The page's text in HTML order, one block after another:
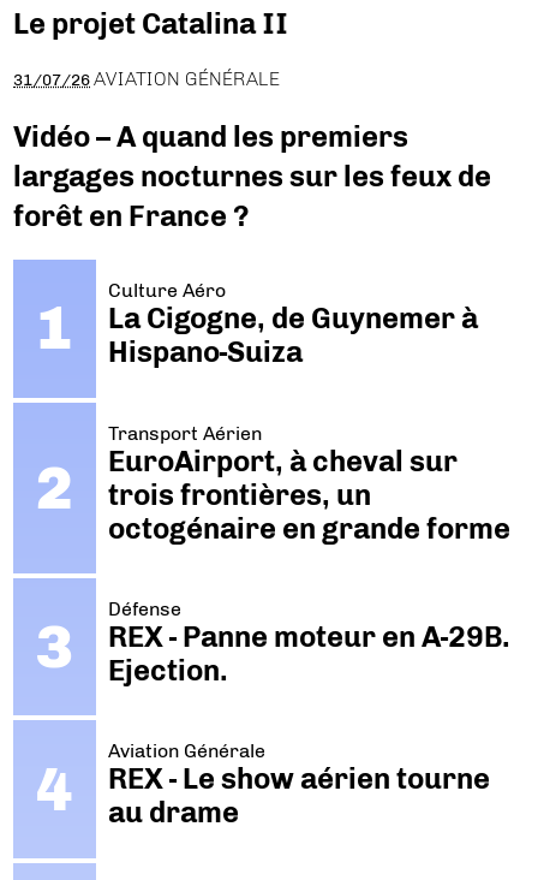
Le projet Catalina II
31/07/26 AVIATION GÉNÉRALE
Vidéo – A quand les premiers
largages nocturnes sur les feux de
forêt en France ?
Culture Aéro
La Cigogne, de Guynemer à
Hispano-Suiza
Transport Aérien
EuroAirport, à cheval sur
trois frontières, un
octogénaire en grande forme
Défense
REX - Panne moteur en A-29B.
Ejection.
Aviation Générale
REX - Le show aérien tourne
au drame